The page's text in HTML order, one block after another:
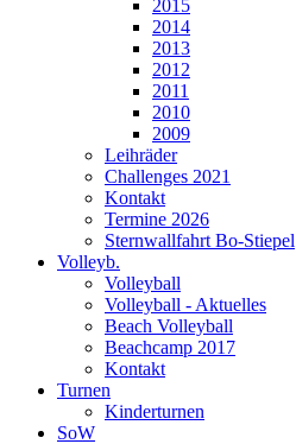
2015
2014
2013
2012
2011
2010
2009
Leihräder
Challenges 2021
Kontakt
Termine 2026
Sternwallfahrt Bo-Stiepel
Volleyb.
Volleyball
Volleyball - Aktuelles
Beach Volleyball
Beachcamp 2017
Kontakt
Turnen
Kinderturnen
SoW